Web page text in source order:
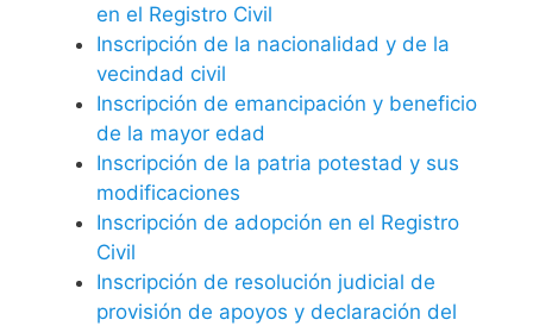
en el Registro Civil
Inscripción de la nacionalidad y de la
vecindad civil
Inscripción de emancipación y beneficio
de la mayor edad
Inscripción de la patria potestad y sus
modificaciones
Inscripción de adopción en el Registro
Civil
Inscripción de resolución judicial de
provisión de apoyos y declaración del